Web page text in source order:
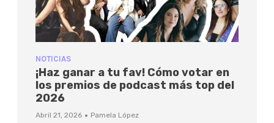
NOTICIAS
¡Haz ganar a tu fav! Cómo votar en
los premios de podcast más top del
2026
Abril 21, 2026 · Pamela López